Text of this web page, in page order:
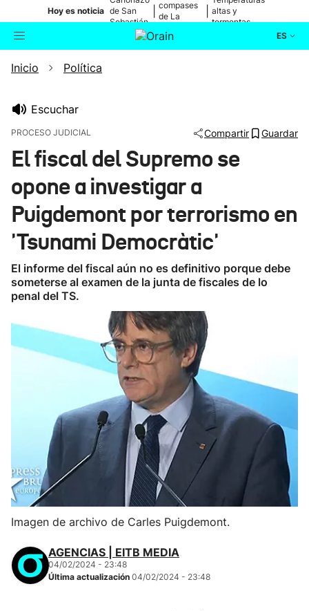
Hoy es noticia de San
Sebastián
compases
de La
altas y
tormentas
ES
Buscador
Ikusmiran
Eguraldia
Inicio Política
Escuchar
PROCESO JUDICIAL Compartir Guardar
El fiscal del Supremo se
opone a investigar a
Puigdemont por terrorismo en
'Tsunami Democràtic'
El informe del fiscal aún no es definitivo porque debe
someterse al examen de la junta de fiscales de lo
penal del TS.
Imagen de archivo de Carles Puigdemont.
AGENCIAS | EITB MEDIA
04/02/2024 - 23:48
Última actualización 04/02/2024 - 23:48